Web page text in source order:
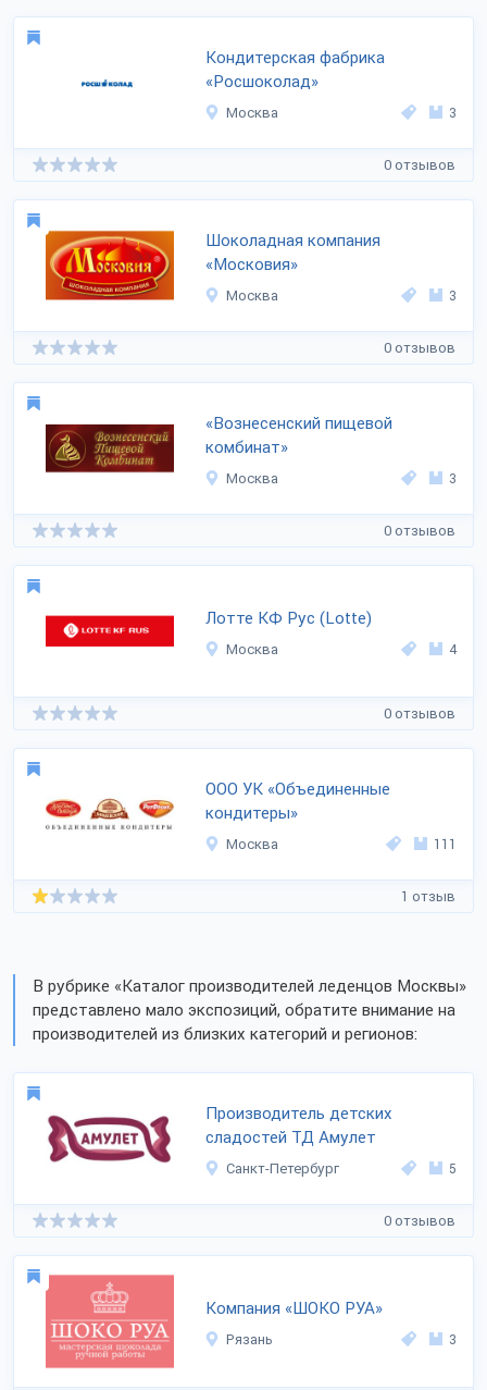
Кондитерская фабрика
«Росшоколад»
Москва 3
0 отзывов
Шоколадная компания
«Московия»
Москва 3
0 отзывов
«Вознесенский пищевой
комбинат»
Москва 3
0 отзывов
Лотте КФ Рус (Lotte)
Москва 4
0 отзывов
ООО УК «Объединенные
кондитеры»
Москва 111
1 отзыв
В рубрике «Каталог производителей леденцов Москвы»
представлено мало экспозиций, обратите внимание на
производителей из близких категорий и регионов:
Производитель детских
сладостей ТД Амулет
Санкт-Петербург 5
0 отзывов
Компания «ШОКО РУА»
Рязань 3